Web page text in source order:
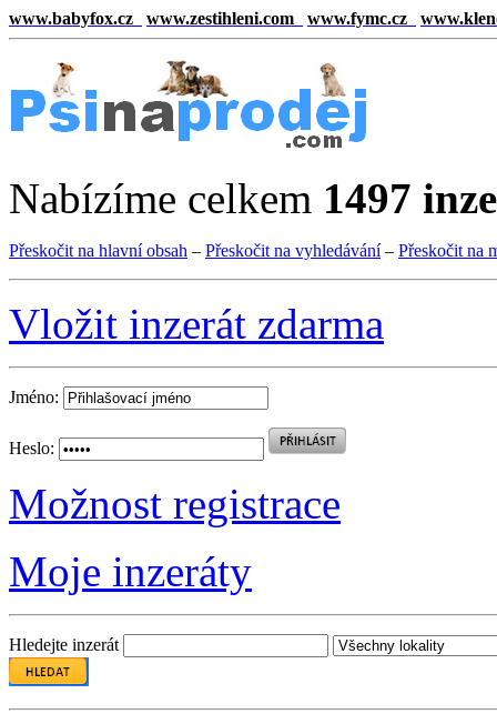
www.babyfox.cz www.zestihleni.com www.fymc.cz
Nabízíme celkem 1497
Přeskočit na hlavní obsah – Přeskočit na vyhledávání– Přeskočit na
Vložit inzerát zdarma
Jméno:
Heslo:
Možnost registrace
Moje inzeráty
Hledejte inzerát